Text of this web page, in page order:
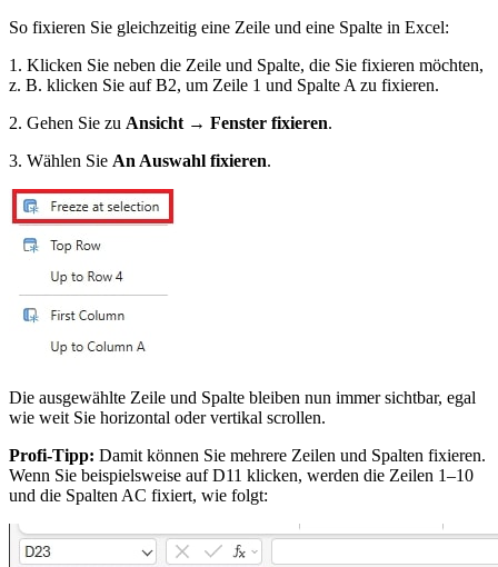
So fixieren Sie gleichzeitig eine Zeile und eine Spalte in Excel:
1. Klicken Sie neben die Zeile und Spalte, die Sie fixieren möchten,
z. B. klicken Sie auf B2, um Zeile 1 und Spalte A zu fixieren.
2. Gehen Sie zu Ansicht → Fenster fixieren.
3. Wählen Sie An Auswahl fixieren.
Die ausgewählte Zeile und Spalte bleiben nun immer sichtbar, egal
wie weit Sie horizontal oder vertikal scrollen.
Profi-Tipp: Damit können Sie mehrere Zeilen und Spalten fixieren.
Wenn Sie beispielsweise auf D11 klicken, werden die Zeilen 1–10
und die Spalten AC fixiert, wie folgt: